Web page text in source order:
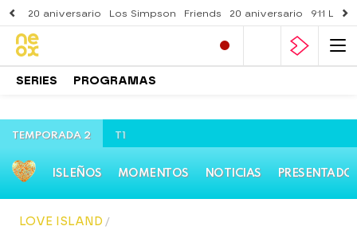
20 aniversario Los Simpson Friends 20 aniversario 911
SERIES PROGRAMAS
TEMPORADA 2 T1
ISLEÑOS MOMENTOS NOTICIAS
LOVE ISLAND